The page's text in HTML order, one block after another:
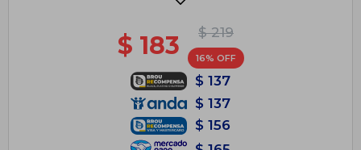
$ 219
$ 183 16
$ 137
$ 137
$ 156